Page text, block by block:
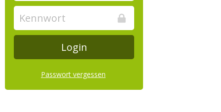
Passwort vergessen